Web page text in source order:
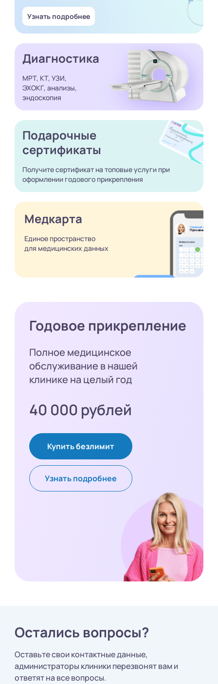
Узнать подробнее
Диагностика
МРТ, КТ, УЗИ,
ЭХОКГ, анализы,
эндоскопия
Подарочные
сертификаты
Получите сертификат на топовые услуги при
оформлении годового прикрепления
Медкарта
Единое пространство
для медицинских данных
Годовое прикрепление
Полное медицинское
обслуживание в нашей
клинике на целый год
40 000 рублей
Купить безлимит
Узнать подробнее
Остались вопросы?
Оставьте свои контактные данные,
администраторы клиники перезвонят вам и
ответят на все вопросы.